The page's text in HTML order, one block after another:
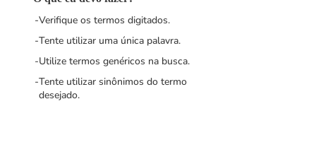
Verifique os termos digitados.
Tente utilizar uma única palavra.
Utilize termos genéricos na busca.
Tente utilizar sinônimos do termo
desejado.